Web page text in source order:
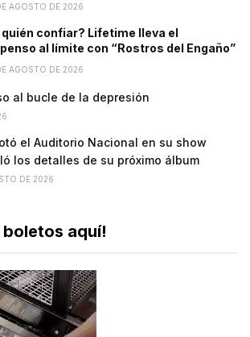
AGOSTO DE 2026
quién confiar? Lifetime lleva el
al límite con “Rostros del Engaño”
AGOSTO DE 2026
al bucle de la depresión
el Auditorio Nacional en su show
los detalles de su próximo álbum
DE 2026
boletos aquí!